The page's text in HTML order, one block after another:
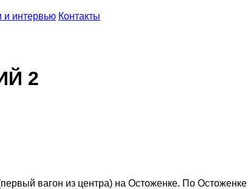
и интервью Контакты
2
вагон из центра) на Остоженке. По